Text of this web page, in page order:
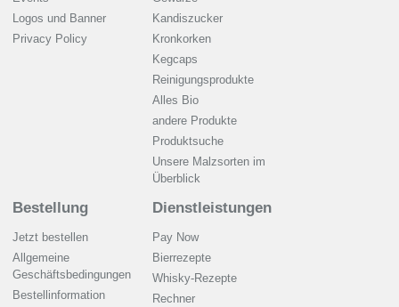
Logos und Banner
Privacy Policy
Kandiszucker
Kronkorken
Kegcaps
Reinigungsprodukte
Alles Bio
andere Produkte
Produktsuche
Unsere Malzsorten im
Überblick
Bestellung
Jetzt bestellen
Allgemeine
Geschäftsbedingungen
Bestellinformation
Dienstleistungen
Pay Now
Bierrezepte
Whisky-Rezepte
Rechner